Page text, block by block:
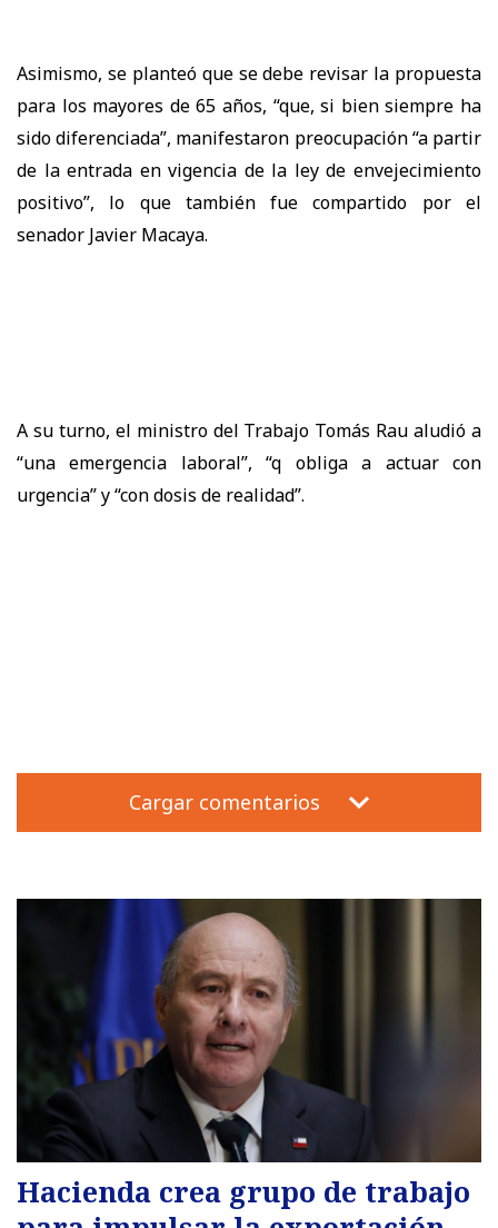
Asimismo, se planteó que se debe revisar la propuesta
para los mayores de 65 años, “que, si bien siempre ha
sido diferenciada”, manifestaron preocupación “a partir
de la entrada en vigencia de la ley de envejecimiento
positivo”, lo que también fue compartido por el
senador Javier Macaya.
A su turno, el ministro del Trabajo Tomás Rau aludió a
“una emergencia laboral”, “q obliga a actuar con
urgencia” y “con dosis de realidad”.
Cargar comentarios
Hacienda crea grupo de trabajo